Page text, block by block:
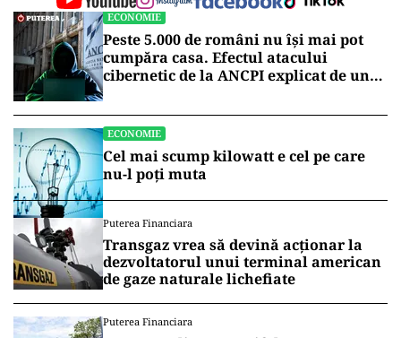
ECONOMIE
Peste 5.000 de români nu își mai pot
cumpăra casa. Efectul atacului
cibernetic de la ANCPI explicat de un
ECONOMIE
Cel mai scump kilowatt e cel pe care
nu-l poți muta
Puterea Financiara
Transgaz vrea să devină acționar la
dezvoltatorul unui terminal american
de gaze naturale lichefiate
Puterea Financiara